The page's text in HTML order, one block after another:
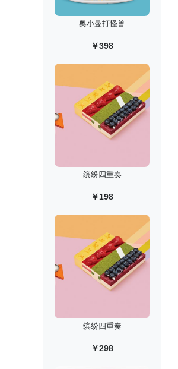
奥小曼打怪兽
￥398
缤纷四重奏
￥198
缤纷四重奏
￥298